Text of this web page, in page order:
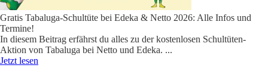
Gratis Tabaluga-Schultüte bei Edeka & Netto 2026: Alle Infos und
Termine!
In diesem Beitrag erfährst du alles zu der kostenlosen Schultüten-
Aktion von Tabaluga bei Netto und Edeka. ...
Jetzt lesen